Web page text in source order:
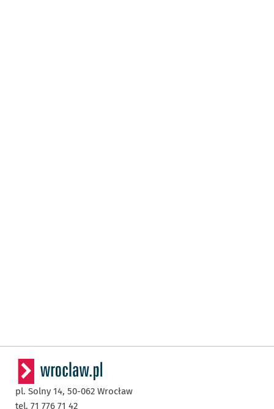
pl. Solny 14, 50-062 Wrocław
tel. 71 776 71 42